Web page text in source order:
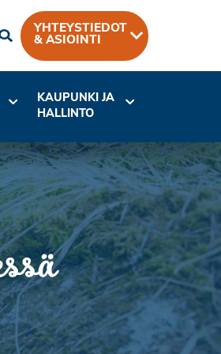
YHTEYSTIEDOT
& ASIOINTI
KAUPUNKI JA
HALLINTO